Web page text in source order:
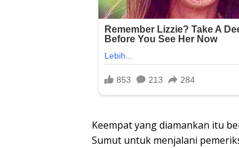
Keempat yang diamankan itu
Sumut untuk menjalani